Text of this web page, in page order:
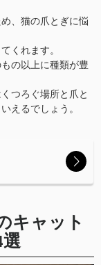
、猫の爪とぎに悩
くれます。
の以上に種類が豊
つろぐ場所と爪と
えるでしょう。
キャット